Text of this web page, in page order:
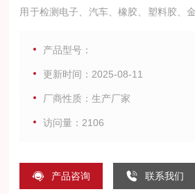
用于检测电子、汽车、橡胶、塑料胶、
预测和改进产品的质量和可靠性的依据。
产品型号：
更新时间：2025-08-11
厂商性质：生产厂家
访问量：2106
产品咨询 联系我们